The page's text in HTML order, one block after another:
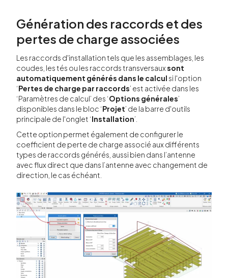
Génération des raccords et des
pertes de charge associées
Les raccords d'installation tels que les assemblages, les
coudes, les tés ou les raccords transversauxsont
automatiquement générés dans le calcul si l'option
‘Pertes de charge par raccords’ est activée dans les
‘Paramètres de calcul’ des ‘Options générales’
disponibles dans le bloc ‘Projet’ de la barre d'outils
principale de l'onglet ‘Installation’.
Cette option permet également de configurer le
coefficient de perte de charge associé aux différents
types de raccords générés, aussi bien dans l’antenne
avec flux direct que dans l’antenne avec changement de
direction, le cas échéant.